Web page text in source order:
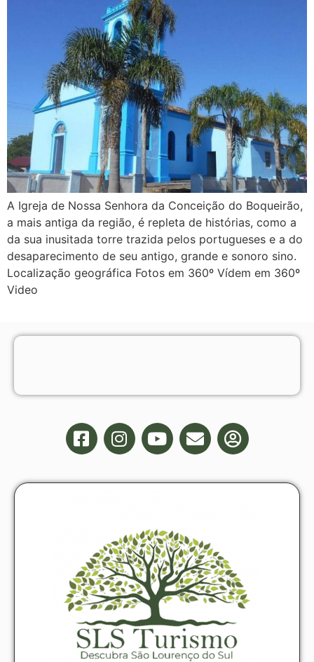
A Igreja de Nossa Senhora da Conceição do Boqueirão,
a mais antiga da região, é repleta de histórias, como a
da sua inusitada torre trazida pelos portugueses e a do
desaparecimento de seu antigo, grande e sonoro sino.
Localização geográfica Fotos em 360º Vídem em 360º
Video